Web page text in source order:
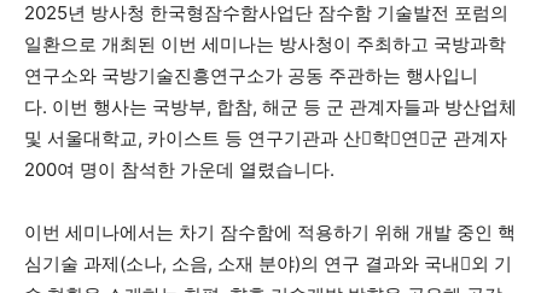
2025년 방사청 한국형잠수함사업단 잠수함 기술발전 포럼의
일환으로 개최된 이번 세미나는 방사청이 주최하고 국방과학
연구소와 국방기술진흥연구소가 공동 주관하는 행사입니
다. 이번 행사는 국방부, 합참, 해군 등 군 관계자들과 방산업체
및 서울대학교, 카이스트 등 연구기관과 산학연군 관계자
200여 명이 참석한 가운데 열렸습니다.
이번 세미나에서는 차기 잠수함에 적용하기 위해 개발 중인 핵
심기술 과제(소나, 소음, 소재 분야)의 연구 결과와 국내외 기